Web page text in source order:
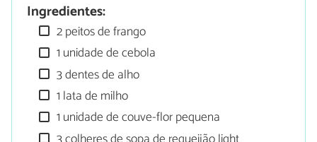
Ingredientes:
2 peitos de frango
1 unidade de cebola
3 dentes de alho
1 lata de milho
1 unidade de couve-flor pequena